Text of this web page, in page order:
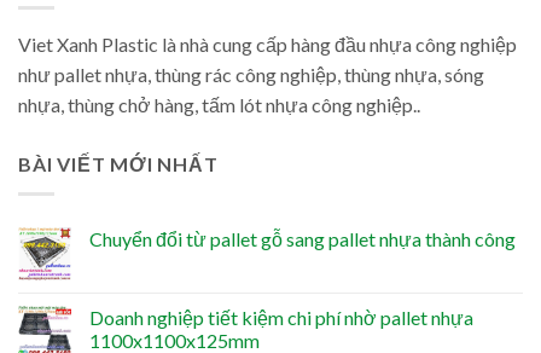
Viet Xanh Plastic là nhà cung cấp hàng đầu nhựa công nghiệp
như pallet nhựa, thùng rác công nghiệp, thùng nhựa, sóng
nhựa, thùng chở hàng, tấm lót nhựa công nghiệp..
BÀI VIẾT MỚI NHẤT
Chuyển đổi từ pallet gỗ sang pallet nhựa thành công
Doanh nghiệp tiết kiệm chi phí nhờ pallet nhựa
1100x1100x125mm